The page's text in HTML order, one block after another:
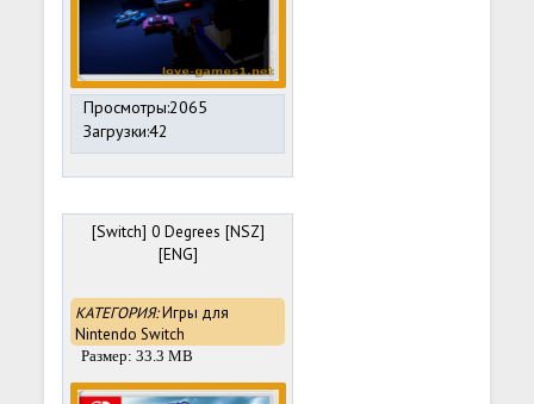
Просмотры:2065
Загрузки:42
[Switch] 0 Degrees [NSZ]
[ENG]
КАТЕГОРИЯ:Игры для
Nintendo Switch
Размер: 33.3 MB